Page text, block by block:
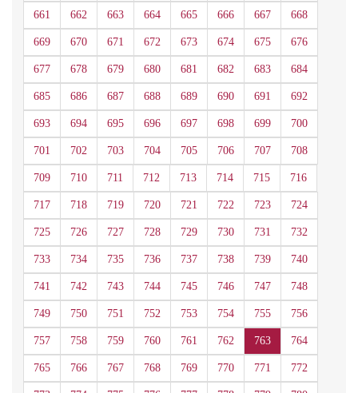
661 662 663 664 665 666 667 668
669 670 671 672 673 674 675 676
677 678 679 680 681 682 683 684
685 686 687 688 689 690 691 692
693 694 695 696 697 698 699 700
701 702 703 704 705 706 707 708
709 710 711 712 713 714 715 716
717 718 719 720 721 722 723 724
725 726 727 728 729 730 731 732
733 734 735 736 737 738 739 740
741 742 743 744 745 746 747 748
749 750 751 752 753 754 755 756
757 758 759 760 761 762 763 764
765 766 767 768 769 770 771 772